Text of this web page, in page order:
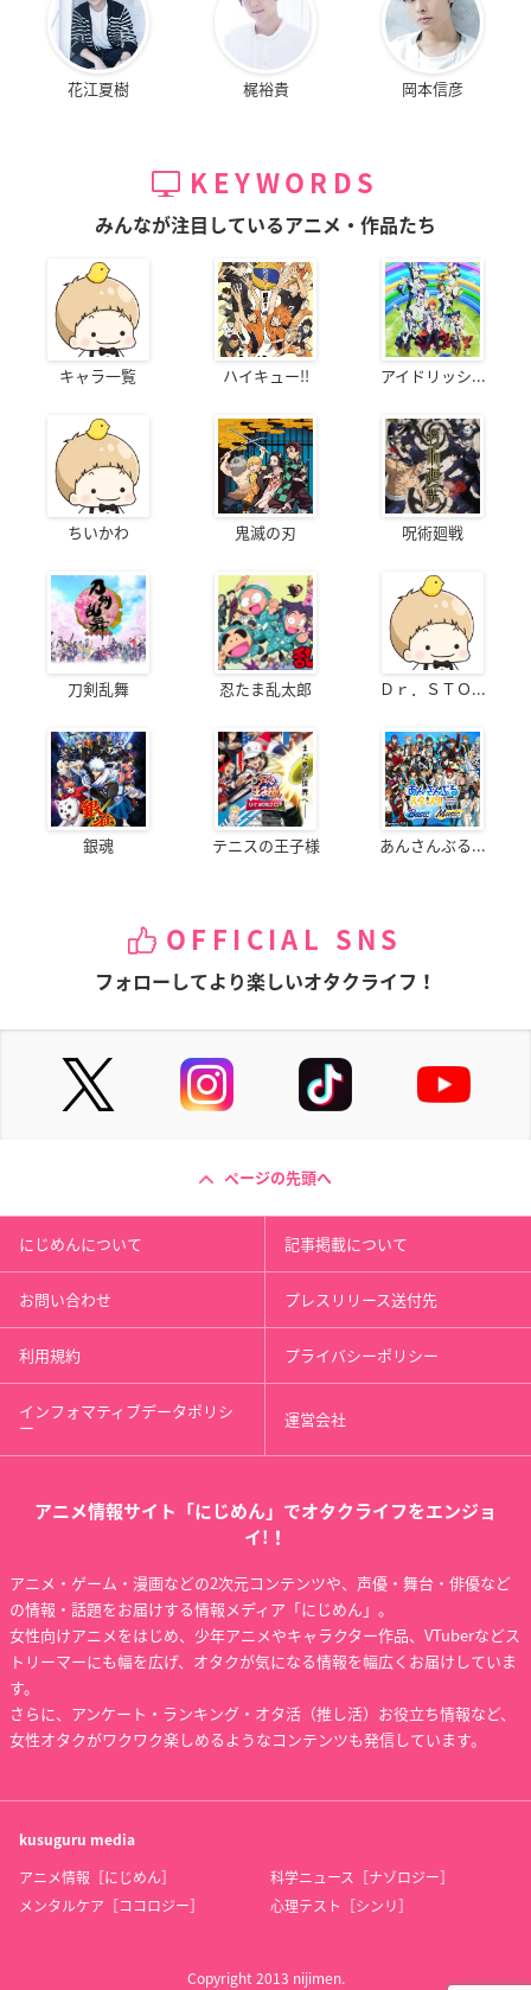
花江夏樹 梶裕貴 岡本信彦
KEYWORDS
みんなが注目しているアニメ・作品たち
キャラ一覧 ハイキュー!! アイドリッシ...
ちいかわ 鬼滅の刃 呪術廻戦
刀剣乱舞 忍たま乱太郎 Ｄｒ．ＳＴＯ...
銀魂 テニスの王子様 あんさんぶる...
OFFICIAL SNS
フォローしてより楽しいオタクライフ！
ページの先頭へ
にじめんについて 記事掲載について
お問い合わせ プレスリリース送付先
利用規約 プライバシーポリシー
インフォマティブデータポリシ
ー 運営会社
アニメ情報サイト「にじめん」でオタクライフをエンジョ
イ!！
アニメ・ゲーム・漫画などの2次元コンテンツや、声優・舞台・俳優など
の情報・話題をお届けする情報メディア「にじめん」。
女性向けアニメをはじめ、少年アニメやキャラクター作品、VTuberなどス
トリーマーにも幅を広げ、オタクが気になる情報を幅広くお届けしていま
す。
さらに、アンケート・ランキング・オタ活（推し活）お役立ち情報など、
女性オタクがワクワク楽しめるようなコンテンツも発信しています。
kusuguru media
アニメ情報［にじめん］
科学ニュース［ナゾロジー］
メンタルケア［ココロジー］
心理テスト［シンリ］
Copyright 2013 nijimen.